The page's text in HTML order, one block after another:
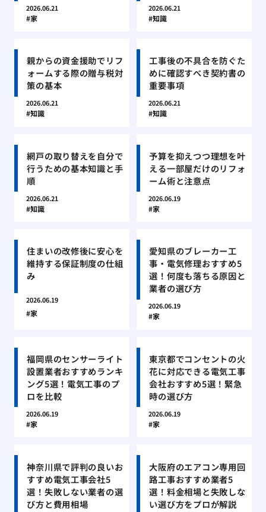
2026.06.21
家
2026.06.21
知識
親からの資金援助でリフ
ォームする際の贈与税対
策の基本
2026.06.21
知識
工事後の不具合を防ぐた
めに確認すべき契約書の
重要事項
2026.06.21
知識
網戸の取り替えを自分で
行うための基本知識と手
順
2026.06.21
知識
予算を抑えつつ理想を叶
える一部屋だけのリフォ
ーム術と注意点
2026.06.19
家
住まいの改修後に安心を
維持する保証制度の仕組
み
2026.06.19
家
愛知県のブレーカー工
事・電気修理おすすめ5
選！何度も落ちる原因と
業者の選び方
2026.06.19
家
福岡県のセンサーライト
設置業者おすすめランキ
ング5選！電気工事のプ
ロを比較
2026.06.19
家
東京都でコンセントの火
花に対応できる電気工事
会社おすすめ5選！緊急
時の選び方
2026.06.19
家
神奈川県で評判の良いお
すすめ電気工事会社5
選！失敗しない業者の選
び方と費用相場
大阪府のエアコン専用回
路工事おすすめ業者5
選！料金相場と失敗しな
い選び方をプロが解説